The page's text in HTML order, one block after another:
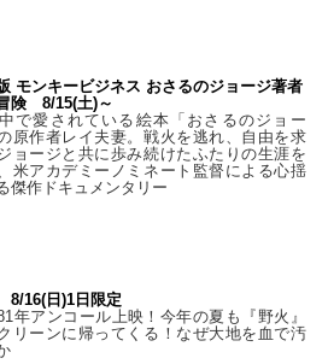
モンキービジネス おさるのジョージ著者
険 8/15(土)～
で愛されている絵本「おさるのジョー
原作者レイ夫妻。戦火を逃れ、自由を求
ョージと共に歩み続けたふたりの生涯を
米アカデミーノミネート監督による心揺
傑作ドキュメンタリー
16(日)1日限定
年アンコール上映！今年の夏も『野火』
リーンに帰ってくる！なぜ大地を血で汚